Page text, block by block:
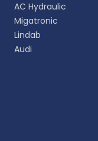
persönlichere
AC Hydraulic
Migatronic
Lindab
Audi